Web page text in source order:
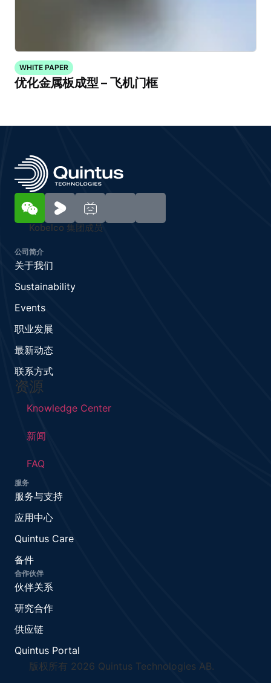
WHITE PAPER
优化金属板成型 – 飞机门框
Kobelco 集团成员
公司简介
关于我们
Sustainability
Events
职业发展
最新动态
联系方式
资源
Knowledge Center
新闻
FAQ
服务
服务与支持
应用中心
Quintus Care
备件
合作伙伴
伙伴关系
研究合作
供应链
Quintus Portal
版权所有 2026 Quintus Technologies AB.